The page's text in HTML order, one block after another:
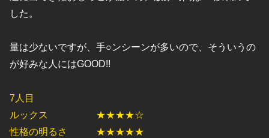
した。
量は少ないですが、手○ンシーンが多いので、そういうの
が好みな人にはGOOD!!
7人目
ルックス ★★★★☆
性格の明るさ ★★★★★